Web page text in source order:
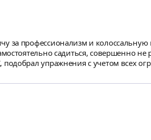
за профессионализм и
садиться, совершенно не
упражнения с учетом всех
Огромное спасибо за ваш